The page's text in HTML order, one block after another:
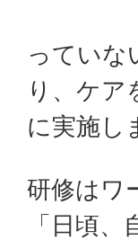
っていな
り、ケア
に実施し
研修はワ
「日頃